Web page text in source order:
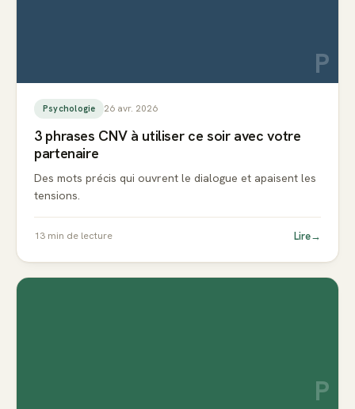
P
Psychologie 26 avr. 2026
3 phrases CNV à utiliser ce soir avec votre
partenaire
Des mots précis qui ouvrent le dialogue et apaisent les
tensions.
13 min de lecture Lire→
P